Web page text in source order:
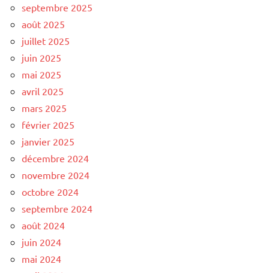
septembre 2025
août 2025
juillet 2025
juin 2025
mai 2025
avril 2025
mars 2025
février 2025
janvier 2025
décembre 2024
novembre 2024
octobre 2024
septembre 2024
août 2024
juin 2024
mai 2024